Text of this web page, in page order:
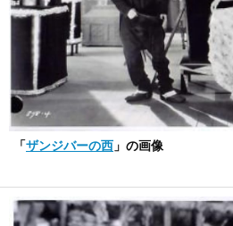
「ザンジバーの西 」の画像